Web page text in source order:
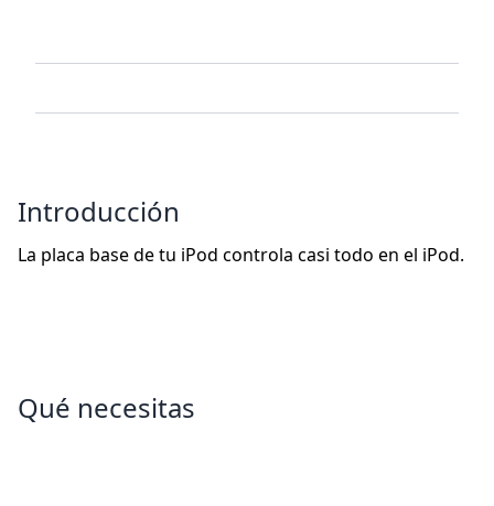
Introducción
La placa base de tu iPod controla casi todo en el iPod.
Qué necesitas